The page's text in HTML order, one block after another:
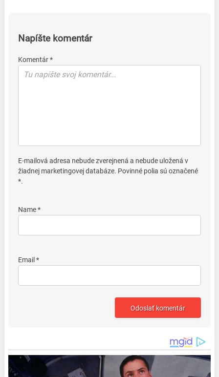
Napíšte komentár
Komentár *
E-mailová adresa nebude zverejnená a nebude uložená v
žiadnej marketingovej databáze. Povinné polia sú označené
*.
Name *
Email *